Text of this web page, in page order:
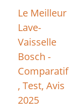
Le Meilleur
Lave-
Vaisselle
Bosch -
Comparatif
, Test, Avis
2025